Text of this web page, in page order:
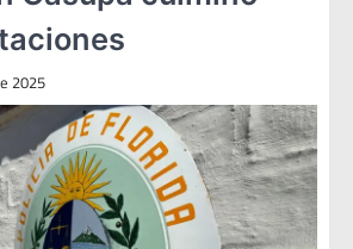
2025